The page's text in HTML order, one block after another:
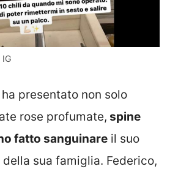
presentato non solo
rose profumate, spine
fatto sanguinare il suo
sua famiglia. Federico,